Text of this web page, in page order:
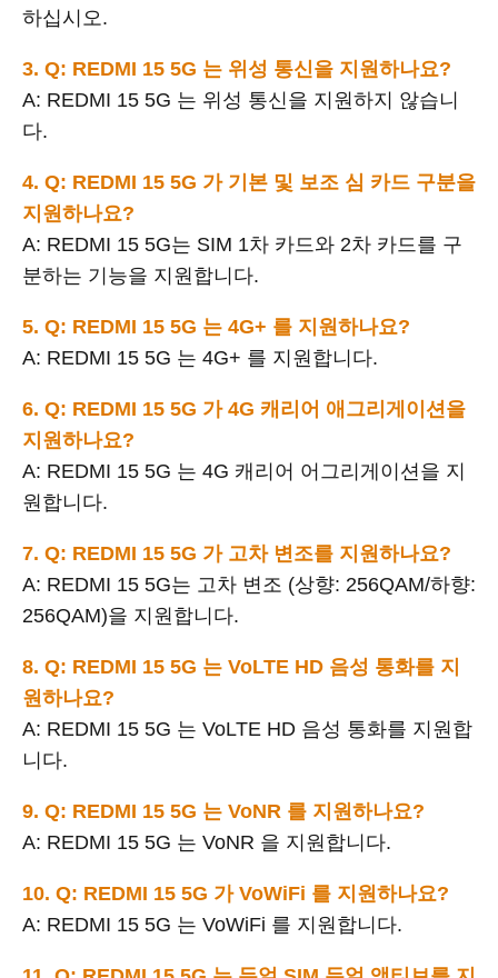
하십시오.
3. Q: REDMI 15 5G 는 위성 통신을 지원하나요?
A: REDMI 15 5G 는 위성 통신을 지원하지 않습니
다.
4. Q: REDMI 15 5G 가 기본 및 보조 심 카드 구분을
지원하나요?
A: REDMI 15 5G는 SIM 1차 카드와 2차 카드를 구
분하는 기능을 지원합니다.
5. Q: REDMI 15 5G 는 4G+ 를 지원하나요?
A: REDMI 15 5G 는 4G+ 를 지원합니다.
6. Q: REDMI 15 5G 가 4G 캐리어 애그리게이션을
지원하나요?
A: REDMI 15 5G 는 4G 캐리어 어그리게이션을 지
원합니다.
7. Q: REDMI 15 5G 가 고차 변조를 지원하나요?
A: REDMI 15 5G는 고차 변조 (상향: 256QAM/하향:
256QAM)을 지원합니다.
8. Q: REDMI 15 5G 는 VoLTE HD 음성 통화를 지
원하나요?
A: REDMI 15 5G 는 VoLTE HD 음성 통화를 지원합
니다.
9. Q: REDMI 15 5G 는 VoNR 를 지원하나요?
A: REDMI 15 5G 는 VoNR 을 지원합니다.
10. Q: REDMI 15 5G 가 VoWiFi 를 지원하나요?
A: REDMI 15 5G 는 VoWiFi 를 지원합니다.